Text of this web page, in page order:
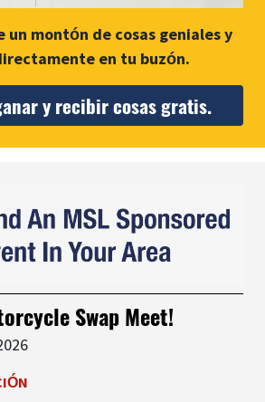
un montón de cosas geniales y
en tu buzón.
y recibir cosas gratis.
Swap Meet!